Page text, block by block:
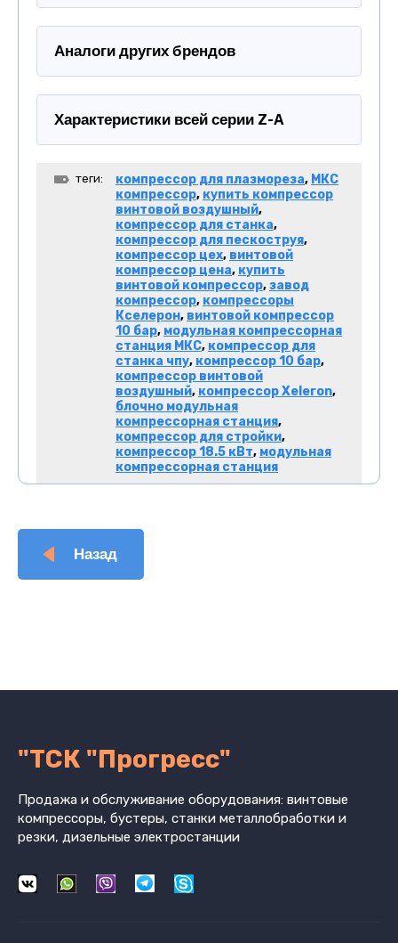
Аналоги других брендов
Характеристики всей серии Z-A
теги: компрессор для плазмореза, МКС
компрессор, купить компрессор
винтовой воздушный,
компрессор для станка,
компрессор для пескоструя,
компрессор цех, винтовой
компрессор цена, купить
винтовой компрессор,завод
компрессор, компрессоры
Кселерон, винтовой компрессор
10 бар, модульная компрессорная
станция МКС, компрессор для
станка чпу, компрессор 10 бар,
компрессор винтовой
воздушный, компрессор Xeleron,
блочно модульная
компрессорная станция,
компрессор для стройки,
компрессор 18.5 кВт, модульная
компрессорная станция
Назад
"ТСК "Прогресс"
Продажа и обслуживание оборудования: винтовые
компрессоры, бустеры, станки металлобработки и
резки, дизельные электростанции